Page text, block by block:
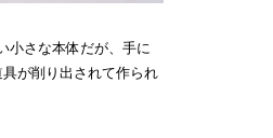
小さな本体だが、手に
が削り出されて作られ